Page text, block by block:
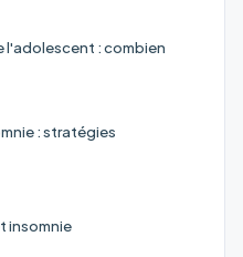
l'adolescent : combien
: stratégies
insomnie